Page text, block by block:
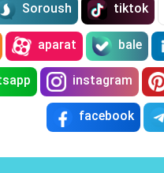
tiktok
Soroush
bale
aparat
instagram
facebook